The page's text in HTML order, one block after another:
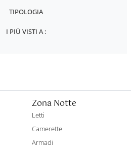
TIPOLOGIA
I PIÙ VISTI A :
Zona Notte
Letti
Camerette
Armadi